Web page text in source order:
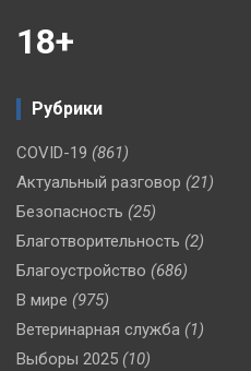
18+
Рубрики
COVID-19 (861)
Актуальный разговор (21)
Безопасность (25)
Благотворительность (2)
Благоустройство (686)
В мире (975)
Ветеринарная служба (1)
Выборы 2025 (10)